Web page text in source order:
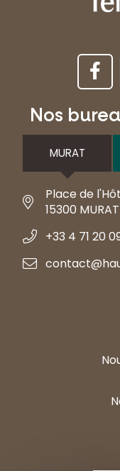
Nos
MURAT
Place de
15300 MURAT
+33 4 71 20